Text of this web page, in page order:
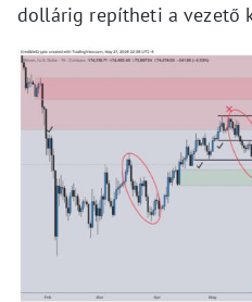
dollárig repítheti a vezető